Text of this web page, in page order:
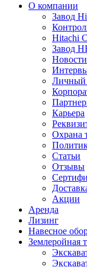
О компании
Завод
Hitachi
Завод
Новости
Личный
Карьера
Охрана
Статьи
Отзывы
Акции
Аренда
Лизинг
Навесное
Землеройная